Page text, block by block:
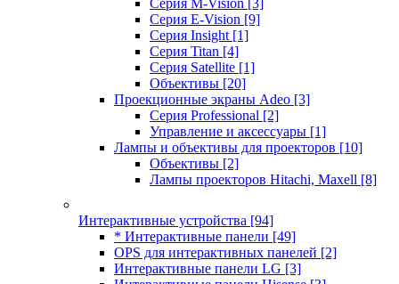
Серия M-Vision [3]
Серия E-Vision [9]
Серия Insight [1]
Серия Titan [4]
Серия Satellite [1]
Объективы [20]
Проекционные экраны Adeo [3]
Серия Professional [2]
Управление и аксессуары [1]
Лампы и объективы для проекторов [10]
Объективы [2]
Лампы проекторов Hitachi, Maxell [8]
Интерактивные устройства [94]
* Интерактивные панели [49]
OPS для интерактивных панелей [2]
Интерактивные панели LG [3]